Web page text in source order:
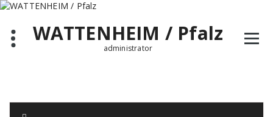
Zum
springenWATTENHEIM / Pfalz
administrator